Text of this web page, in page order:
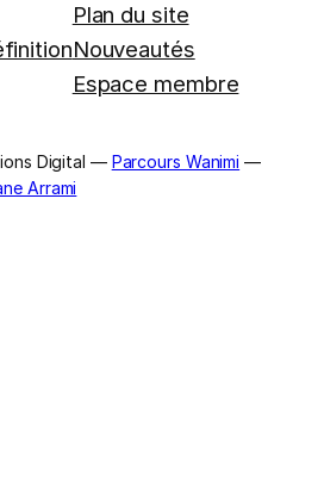
Plan du site
Nouveautés
Espace membre
Digital — Parcours Wanimi —
Arrami